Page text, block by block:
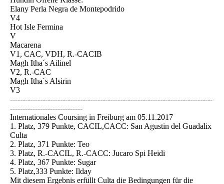
Elany Perla Negra de Montepodrido
V4
Hot Isle Fermina
V
Macarena
V1, CAC, VDH, R.-CACIB
Magh Itha´s Ailinel
V2, R.-CAC
Magh Itha´s Alsirin
V3
---------------------------------------------------------------------------------
-----------------------------
Internationales Coursing in Freiburg am 05.11.2017
1. Platz, 379 Punkte, CACIL,CACC: San Agustin del Guadalix
Culta
2. Platz, 371 Punkte: Teo
3. Platz, R.-CACIL, R.-CACC: Jucaro Spi Heidi
4. Platz, 367 Punkte: Sugar
5. Platz,333 Punkte: Ilday
Mit diesem Ergebnis erfüllt Culta die Bedingungen für die